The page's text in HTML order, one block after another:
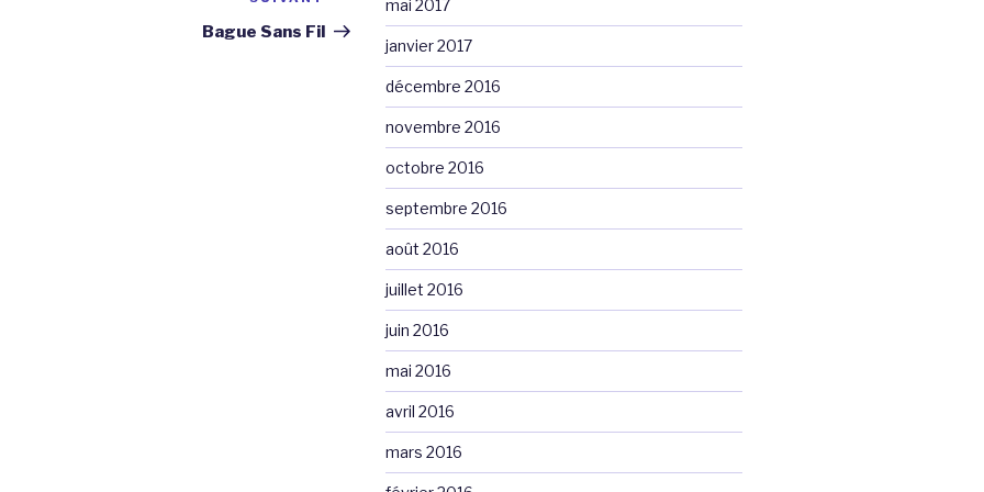
suivant
Bague Sans Fil
mai 2017
janvier 2017
décembre 2016
novembre 2016
octobre 2016
septembre 2016
août 2016
juillet 2016
juin 2016
mai 2016
avril 2016
mars 2016